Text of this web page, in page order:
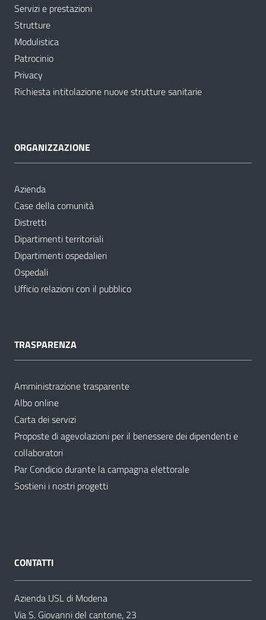
Servizi e prestazioni
Strutture
Modulistica
Patrocinio
Privacy
Richiesta intitolazione nuove strutture sanitarie
ORGANIZZAZIONE
Azienda
Case della comunità
Distretti
Dipartimenti territoriali
Dipartimenti ospedalieri
Ospedali
Ufficio relazioni con il pubblico
TRASPARENZA
Amministrazione trasparente
Albo online
Carta dei servizi
Proposte di agevolazioni per il benessere dei dipendenti e
collaboratori
Par Condicio durante la campagna elettorale
Sostieni i nostri progetti
CONTATTI
Azienda USL di Modena
Via S. Giovanni del cantone, 23